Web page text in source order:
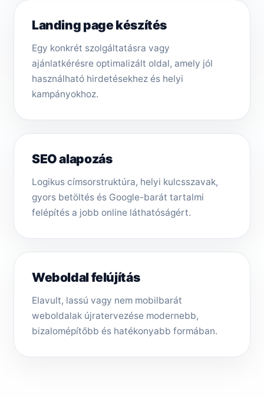
Landing page készítés
Egy konkrét szolgáltatásra vagy
ajánlatkérésre optimalizált oldal, amely jól
használható hirdetésekhez és helyi
kampányokhoz.
SEO alapozás
Logikus címsorstruktúra, helyi kulcsszavak,
gyors betöltés és Google-barát tartalmi
felépítés a jobb online láthatóságért.
Weboldal felújítás
Elavult, lassú vagy nem mobilbarát
weboldalak újratervezése modernebb,
bizalomépítőbb és hatékonyabb formában.